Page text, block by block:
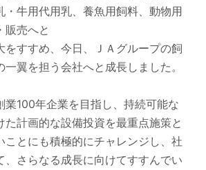
・牛用代用乳、養魚用飼料、動物用
販売へと
をすすめ、今日、ＪＡグループの飼
翼を担う会社へと成長しました。
100年企業を目指し、持続可能な
た計画的な設備投資を最重点施策と
ことにも積極的にチャレンジし、社
、さらなる成長に向けてすすんでい